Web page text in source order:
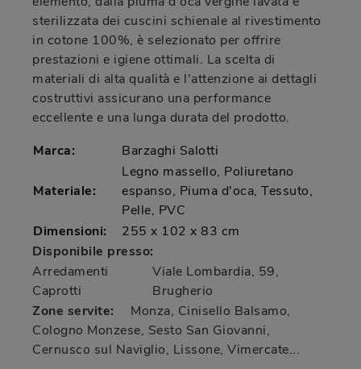
sterilizzata dei cuscini schienale al rivestimento
in cotone 100%, è selezionato per offrire
prestazioni e igiene ottimali. La scelta di
materiali di alta qualità e l'attenzione ai dettagli
costruttivi assicurano una performance
eccellente e una lunga durata del prodotto.
Marca:
Barzaghi Salotti
Materiale:
Legno massello, Poliuretano
espanso, Piuma d'oca, Tessuto,
Pelle, PVC
Dimensioni:
255 x 102 x 83 cm
Disponibile presso:
Arredamenti
Caprotti
Viale Lombardia, 59,
Brugherio
Zone servite:
Monza, Cinisello Balsamo,
Cologno Monzese, Sesto San Giovanni,
Cernusco sul Naviglio, Lissone, Vimercate...